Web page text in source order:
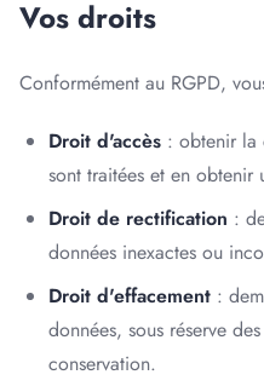
Vos droits
Conformément au RGPD,
Droit d'accès : obtenir la
sont traitées et en obtenir
Droit de rectification :
données inexactes ou
Droit d'effacement :
données, sous réserve
conservation.